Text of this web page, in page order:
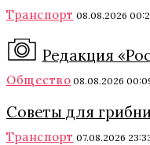
Транспорт 08.08.2026
Редакция
Общество 08.08.2026
Советы для
Транспорт 07.08.2026